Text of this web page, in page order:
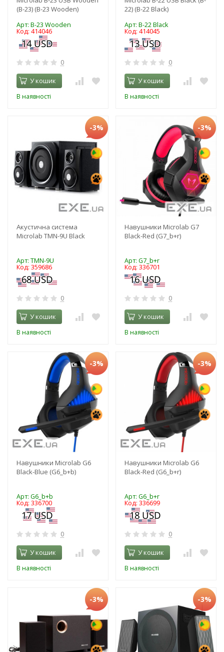
(B-23) (B-23 Wooden)
Арт: B-23 Wooden
Код: 414046
0
У кошик
В наявності
22) (B-22 Black)
Арт: B-22 Black
Код: 414045
0
У кошик
В наявності
-3%
Акустична система
Microlab TMN-9U Black
Арт: TMN-9U
Код: 359686
0
У кошик
В наявності
-3%
Навушники Microlab G7
Black-Red (G7_b+r)
Арт: G7_b+r
Код: 336701
0
У кошик
В наявності
-3%
Навушники Microlab G6
Black-Blue (G6_b+b)
Арт: G6_b+b
Код: 336700
0
У кошик
В наявності
-3%
Навушники Microlab G6
Black-Red (G6_b+r)
Арт: G6_b+r
Код: 336699
0
У кошик
В наявності
-3% -3%